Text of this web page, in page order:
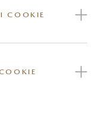
інформації на
до представника